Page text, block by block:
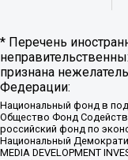
* Перечень
признана
Федерации:
Национальный фонд в
Общество Фонд
российский фонд по
Национальный
MEDIA DEVELOPMENT